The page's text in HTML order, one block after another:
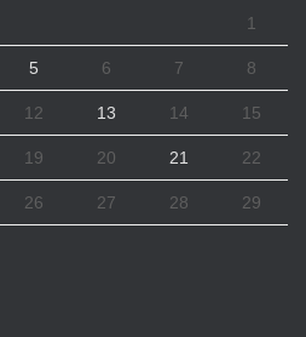
1
5 6 7 8
12 13 14 15
19 20 21 22
26 27 28 29